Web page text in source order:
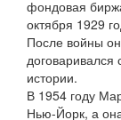
фондовая
октября 1929
После войны
истории.
В 1954 году
Нью-Йорк, а